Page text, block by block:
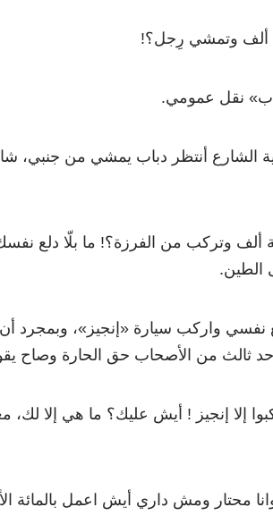
ألف وتمشي رِجل؟!
نقل عمومي.
الشارع أنتظر دباب يمشي من جنبي،
وتركب من الفرزة؟! ما بلّا دلع
الطين.
واركب سيارة «إنجيز»، وبمجرد
ثالث من الأصحاب حق الحارة وصاح
إلا إنجيز ! أيش عليك؟ ما هي إلا لك،
محتار ومش داري أيش اعمل بالمائة